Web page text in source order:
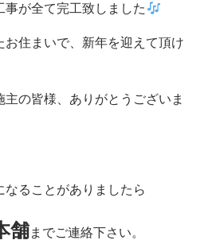
が全て完工致しました
住まいで、新年を迎えて頂け
の皆様、ありがとうございま
ることがありましたら
舗までご連絡下さい。